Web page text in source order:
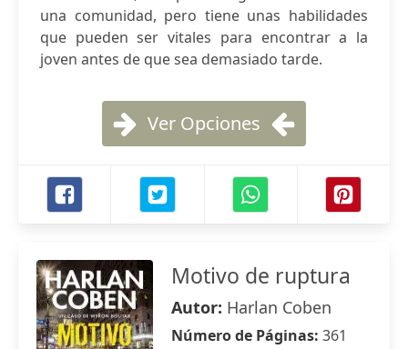
una comunidad, pero tiene unas habilidades
que pueden ser vitales para encontrar a la
joven antes de que sea demasiado tarde.
Ver Opciones
Motivo de ruptura
Autor: Harlan Coben
Número de Páginas: 361